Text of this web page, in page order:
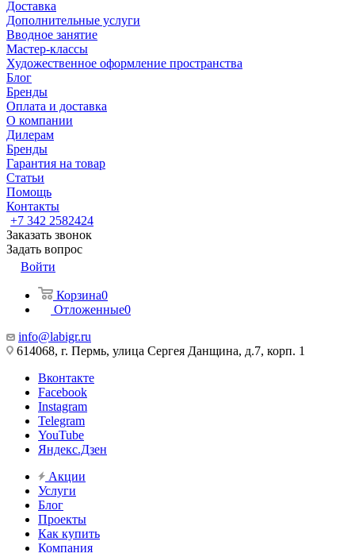
Доставка
Дополнительные услуги
Вводное занятие
Мастер-классы
Художественное оформление пространства
Блог
Бренды
Оплата и доставка
О компании
Дилерам
Бренды
Гарантия на товар
Статьи
Помощь
Контакты
+7 342 2582424
Заказать звонок
Задать вопрос
Войти
Корзина0
Отложенные0
info@labigr.ru
614068, г. Пермь, улица Сергея Данщина, д.7, корп. 1
Вконтакте
Facebook
Instagram
Telegram
YouTube
Яндекс.Дзен
Акции
Услуги
Блог
Проекты
Как купить
Компания